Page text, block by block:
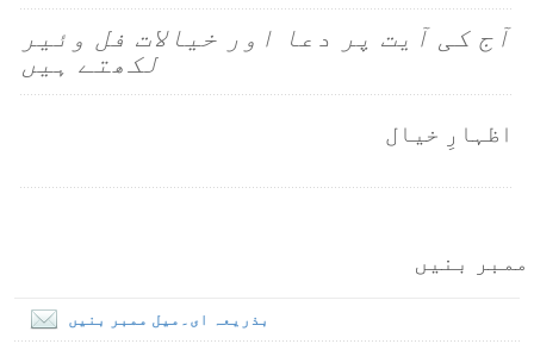
آج کی آیت پر دعا اور خیالات فل وئیر
لکھتے ہیں
اظہارِ خیال
ممبر بنیں
بذریعہ ای۔میل ممبر بنیں